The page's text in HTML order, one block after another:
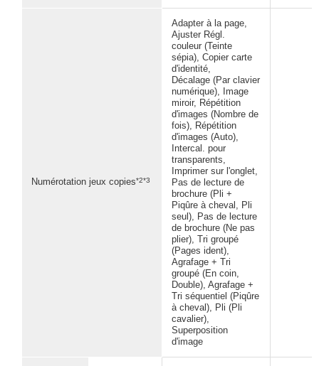
Numérotation jeux copies*2*3
Adapter à la page,
Ajuster Régl.
couleur (Teinte
sépia), Copier carte
d'identité,
Décalage (Par clavier
numérique), Image
miroir, Répétition
d'images (Nombre de
fois), Répétition
d'images (Auto),
Intercal. pour
transparents,
Imprimer sur l'onglet,
Pas de lecture de
brochure (Pli +
Piqûre à cheval, Pli
seul), Pas de lecture
de brochure (Ne pas
plier), Tri groupé
(Pages ident),
Agrafage + Tri
groupé (En coin,
Double), Agrafage +
Tri séquentiel (Piqûre
à cheval), Pli (Pli
cavalier),
Superposition
d'image